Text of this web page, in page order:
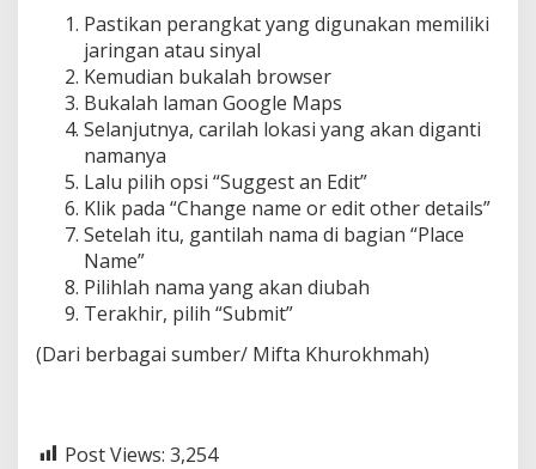
Pastikan perangkat yang digunakan memiliki
jaringan atau sinyal
Kemudian bukalah browser
Bukalah laman Google Maps
Selanjutnya, carilah lokasi yang akan diganti
namanya
Lalu pilih opsi “Suggest an Edit”
Klik pada “Change name or edit other details”
Setelah itu, gantilah nama di bagian “Place
Name”
Pilihlah nama yang akan diubah
Terakhir, pilih “Submit”
(Dari berbagai sumber/ Mifta Khurokhmah)
Post Views: 3,254